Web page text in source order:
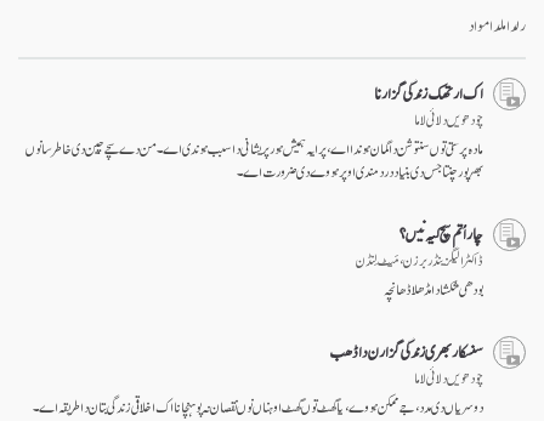
رلدا ملدا مواد
اک ارتھک زندگی گزارنا
چودھویں دلائی لاما
مادہ پرستی توں سنتوشن دا گمان ہوندا اے، پر ایہ ہمیش ہور پریشانی دا سبب ہوندی اے۔ من دے سچے چین دی خاطر سانوں
بھرپور چنتا جس دی بنیاد درد مندی اوپر ہووے دی ضرورت اے۔
چار اُتم سچ کیہ نیں؟
ڈاکٹر الیگزینڈر برزن ، مَیٹ لِنڈن
بودھی شکشا دا مڈھلا ڈھانچہ
سنسکار بھری زندگی گزارن دا ڈھب
چودھویں دلائی لاما
دوسریاں دی مدد، جے ممکن ہووے، یا گھٹ توں گھٹ اوہناں نوں نقصان نہ پوہنچانا اک اخلاقی زندگی بتان دا طریقہ اے۔